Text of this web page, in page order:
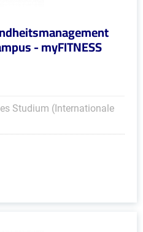
- myFITNESS
Studium (Internationale